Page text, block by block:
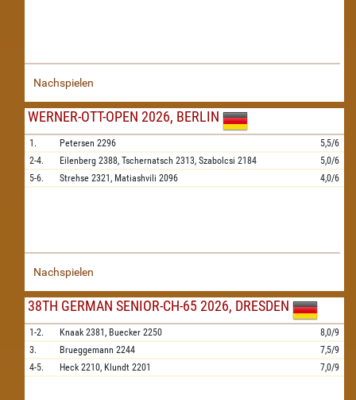
Nachspielen
WERNER-OTT-OPEN 2026, BERLIN
1. Petersen 2296
5,5/6
2-4.
Eilenberg 2388, Tschernatsch 2313, Szabolcsi 2184
5,0/6
5-6.
Strehse 2321, Matiashvili 2096 4,0/6
Nachspielen
38TH GERMAN SENIOR-CH-65 2026, DRESDEN
1-2. Knaak 2381, Buecker 2250
8,0/9
3.
Brueggemann 2244
7,5/9
4-5.
Heck 2210, Klundt 2201 7,0/9